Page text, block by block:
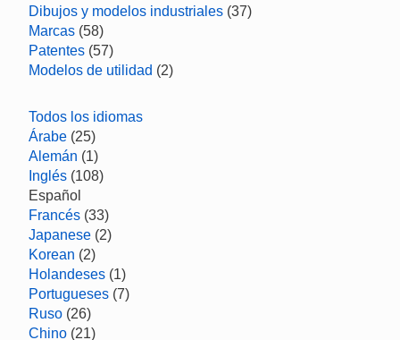
Dibujos y modelos industriales (37)
Marcas (58)
Patentes (57)
Modelos de utilidad (2)
Todos los idiomas
Árabe (25)
Alemán (1)
Inglés (108)
Español
Francés (33)
Japanese (2)
Korean (2)
Holandeses (1)
Portugueses (7)
Ruso (26)
Chino (21)